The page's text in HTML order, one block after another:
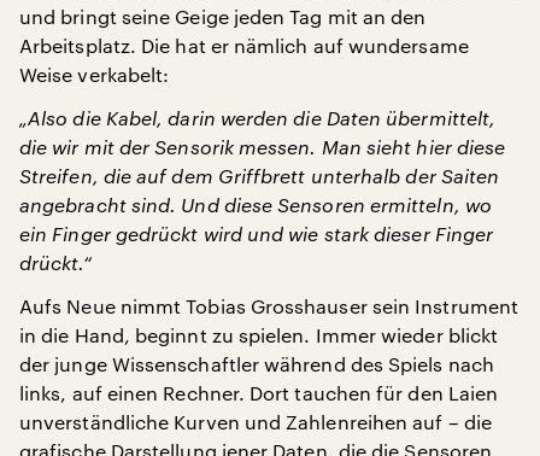
und bringt seine Geige jeden Tag mit an den
Arbeitsplatz. Die hat er nämlich auf wundersame
Weise verkabelt:
„Also die Kabel, darin werden die Daten übermittelt,
die wir mit der Sensorik messen. Man sieht hier diese
Streifen, die auf dem Griffbrett unterhalb der Saiten
angebracht sind. Und diese Sensoren ermitteln, wo
ein Finger gedrückt wird und wie stark dieser Finger
drückt.“
Aufs Neue nimmt Tobias Grosshauser sein Instrument
in die Hand, beginnt zu spielen. Immer wieder blickt
der junge Wissenschaftler während des Spiels nach
links, auf einen Rechner. Dort tauchen für den Laien
unverständliche Kurven und Zahlenreihen auf – die
grafische Darstellung jener Daten, die die Sensoren